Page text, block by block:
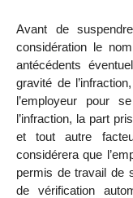
Avant de
considération le
antécédents
gravité de
l’employeur pour
l’infraction, la part
et tout autre
considérera que
permis de travail de
de vérification